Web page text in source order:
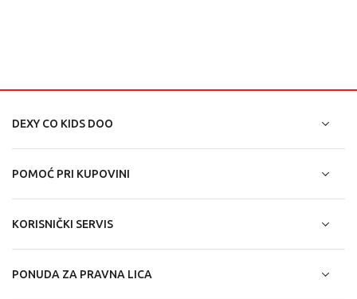
DEXY CO KIDS DOO
POMOĆ PRI KUPOVINI
KORISNIČKI SERVIS
PONUDA ZA PRAVNA LICA